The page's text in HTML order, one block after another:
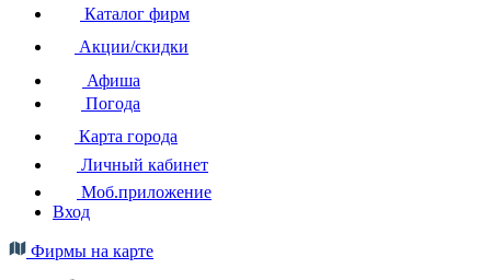
Каталог фирм
Акции/скидки
Афиша
Погода
Карта города
Личный кабинет
Моб.приложение
Вход
Фирмы на карте